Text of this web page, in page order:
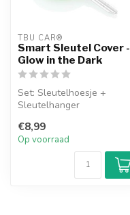
TBU CAR®
Smart Sleutel Cover -
Glow in the Dark
Set: Sleutelhoesje +
Sleutelhanger
€8,99
Op voorraad